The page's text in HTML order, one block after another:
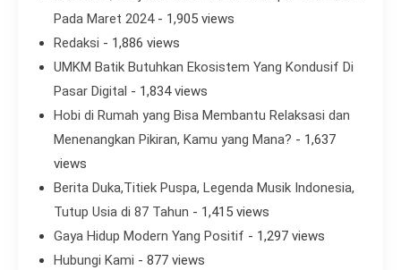
Pada Maret 2024- 1,905 views
Redaksi - 1,886 views
UMKM Batik Butuhkan Ekosistem Yang Kondusif Di
Pasar Digital - 1,834 views
Hobi di Rumah yang Bisa Membantu Relaksasi dan
Menenangkan Pikiran, Kamu yang Mana? - 1,637
views
Berita Duka,Titiek Puspa, Legenda Musik Indonesia,
Tutup Usia di 87 Tahun - 1,415 views
Gaya Hidup Modern Yang Positif - 1,297 views
Hubungi Kami - 877 views